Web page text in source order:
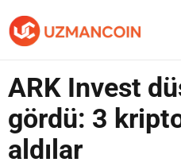
Piyasa
ARK Invest
gördü: 3
aldılar